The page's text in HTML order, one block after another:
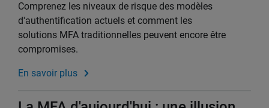
Comprenez les niveaux de risque des modèles
d'authentification actuels et comment les
solutions MFA traditionnelles peuvent encore être
compromises.
En savoir plus